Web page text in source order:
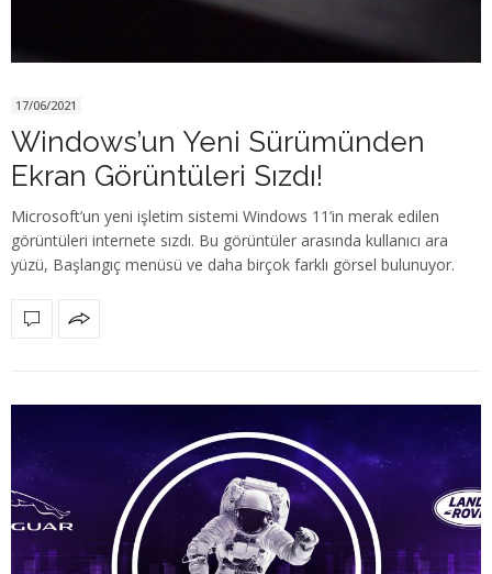
17/06/2021
Windows’un Yeni Sürümünden
Ekran Görüntüleri Sızdı!
Microsoft’un yeni işletim sistemi Windows 11’in merak edilen
görüntüleri internete sızdı. Bu görüntüler arasında kullanıcı ara
yüzü, Başlangıç menüsü ve daha birçok farklı görsel bulunuyor.